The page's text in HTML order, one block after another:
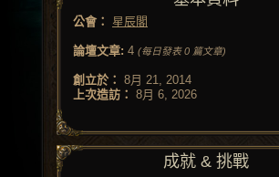
公會： 星辰閣
論壇文章: 4 (每日發表 0 篇文章)
創立於： 8月 21, 2014
上次造訪： 8月 6, 2026
成就 & 挑戰